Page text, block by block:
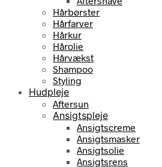
Hårbørster
Hårfarver
Hårkur
Hårolie
Hårvækst
Shampoo
Styling
Hudpleje
Aftersun
Ansigtspleje
Ansigtscreme
Ansigtsmasker
Ansigtsolie
Ansigtsrens